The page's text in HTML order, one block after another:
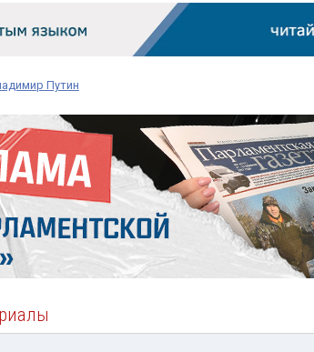
Путин